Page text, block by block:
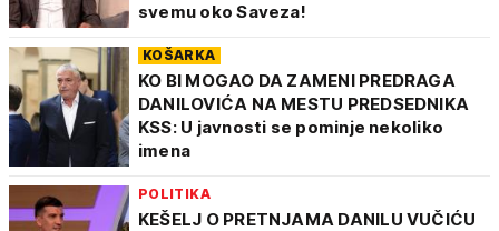
svemu oko Saveza!
KOŠARKA
KO BI MOGAO DA ZAMENI PREDRAGA
DANILOVIĆA NA MESTU PREDSEDNIKA
KSS: U javnosti se pominje nekoliko
imena
POLITIKA
KEŠELJ O PRETNJAMA DANILU VUČIĆU